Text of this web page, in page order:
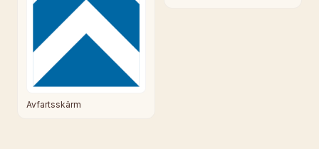
Avfartsskärm